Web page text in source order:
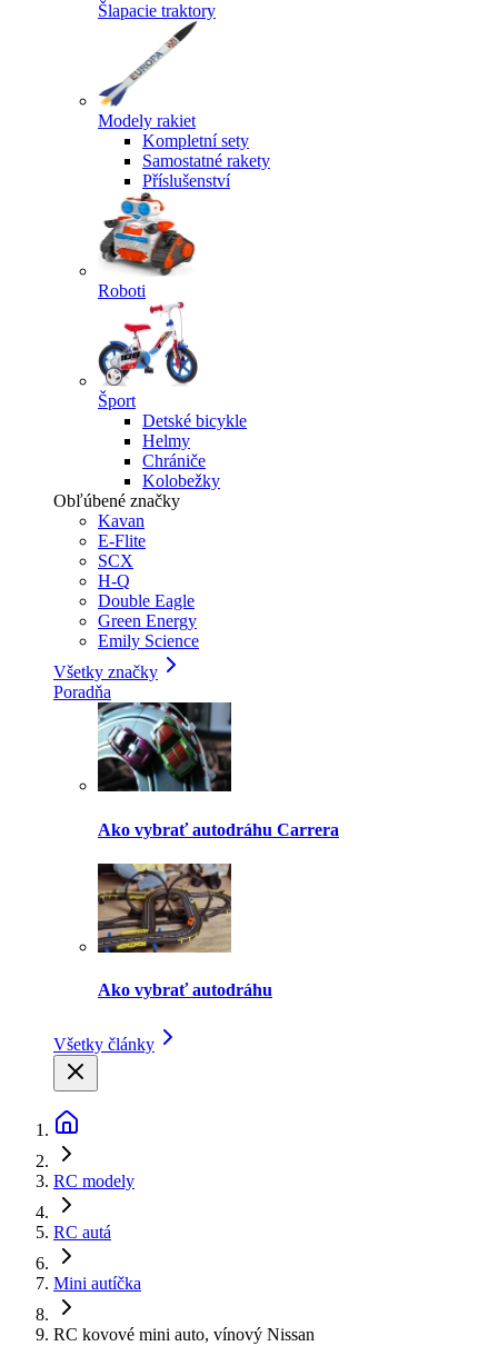
Šlapacie traktory
Modely rakiet
Kompletní sety
Samostatné rakety
Příslušenství
Roboti
Šport
Detské bicykle
Helmy
Chrániče
Kolobežky
Obľúbené značky
Kavan
E-Flite
SCX
H-Q
Double Eagle
Green Energy
Emily Science
Všetky značky
Poradňa
Ako vybrať autodráhu Carrera
Ako vybrať autodráhu
Všetky články
RC modely
RC autá
Mini autíčka
RC kovové mini auto, vínový Nissan